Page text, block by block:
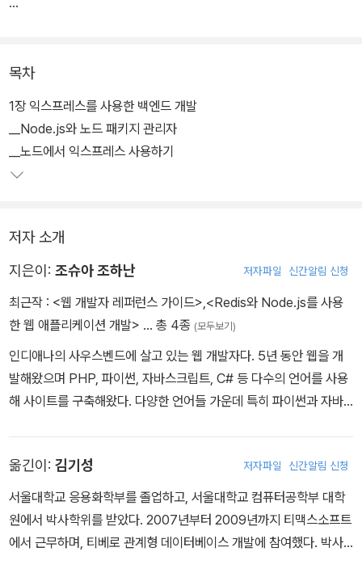
사용해 웹 애플리케이션을 밑바닥에서부터 개발하는 실제 예를 통해
이슈와 해결 방법을 설명하고 있다. 또한 최근에 주목 받고 있는 메모
리 기반 키-값 스토리지인 레디스에 대해서도 설명하고 있으며 이 외
에도 웹 애플리케이션 개발에 필요한 여러 모듈과 툴을 소개하고 있
다.
목차
1장 익스프레스를 사용한 백엔드 개발
__Node.js와 노드 패키지 관리자
__노드에서 익스프레스 사용하기
저자 소개
지은이: 조슈아 조하난 저자파일 신간알림 신청
최근작 : <웹 개발자 레퍼런스 가이드>,<Redis와 Node.js를 사용
한 웹 애플리케이션 개발> … 총 4종 (모두보기)
인디애나의 사우스벤드에 살고 있는 웹 개발자다. 5년 동안 웹을 개
발해왔으며 PHP, 파이썬, 자바스크립트, C# 등 다수의 언어를 사용
해 사이트를 구축해왔다. 다양한 언어들 가운데 특히 파이썬과 자바
준다. 이 책을 통해 확인할 수 있듯이 Node.js를 사용하는 백엔드와
다른 많은 라이브러리를 사용하는 프론트엔드 모두에서 자바스크립
트를 사용해왔다. Backbone, React, jQuery를 비롯한 이전의 일
반적인 자바스크립트를 모두 포함한다. 현재는 건강 관리 관련 운영
옮긴이: 김기성 저자파일 신간알림 신청
서울대학교 응용화학부를 졸업하고, 서울대학교 컴퓨터공학부 대학
원에서 박사학위를 받았다. 2007년부터 2009년까지 티맥스소프트
에서 근무하며, 티베로 관계형 데이터베이스 개발에 참여했다. 박사